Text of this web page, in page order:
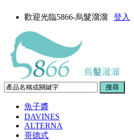
歡迎光臨5866-烏髮溜溜 登入
魚子醬
DAVINES
ALTERNA
哥德式